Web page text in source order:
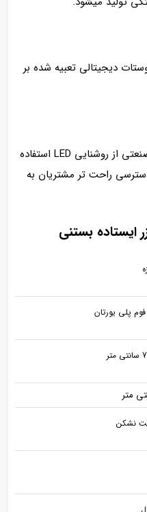
دیجیتالی تعبیه شده بر
برای نورپردازی داخلی این فریزر صنعتی از روشنایی LED استفاده
راحت تر مشتریان به
بستنی
پلی یورتان
نشکن